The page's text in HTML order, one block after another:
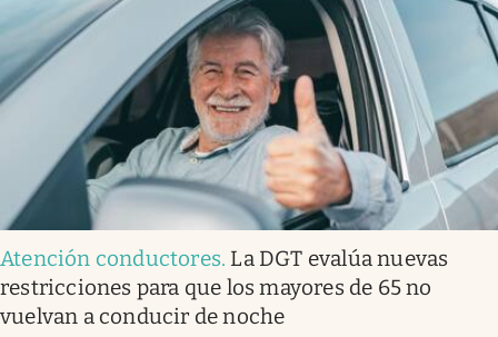
Atención conductores. La DGT evalúa nuevas
restricciones para que los mayores de 65 no
vuelvan a conducir de noche